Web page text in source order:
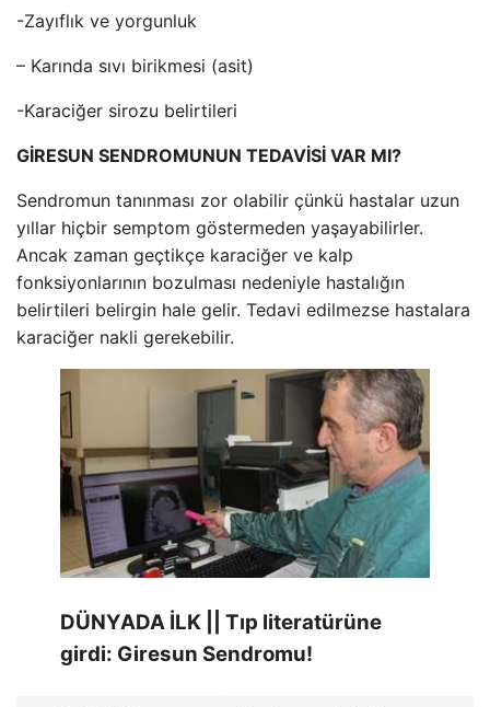
-Zayıflık ve yorgunluk
– Karında sıvı birikmesi (asit)
-Karaciğer sirozu belirtileri
GİRESUN SENDROMUNUN TEDAVİSİ VAR MI?
Sendromun tanınması zor olabilir çünkü hastalar uzun
yıllar hiçbir semptom göstermeden yaşayabilirler.
Ancak zaman geçtikçe karaciğer ve kalp
fonksiyonlarının bozulması nedeniyle hastalığın
belirtileri belirgin hale gelir. Tedavi edilmezse hastalara
karaciğer nakli gerekebilir.
DÜNYADA İLK || Tıp literatürüne
girdi: Giresun Sendromu!